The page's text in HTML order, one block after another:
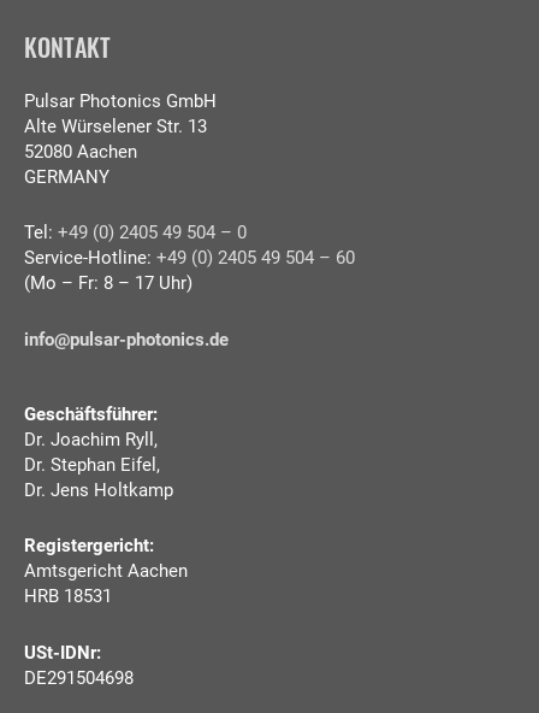
KONTAKT
Pulsar Photonics GmbH
Alte Würselener Str. 13
52080 Aachen
GERMANY
Tel: +49 (0) 2405 49 504 – 0
Service-Hotline: +49 (0) 2405 49 504 – 60
(Mo – Fr: 8 – 17 Uhr)
info@pulsar-photonics.de
Geschäftsführer:
Dr. Joachim Ryll,
Dr. Stephan Eifel,
Dr. Jens Holtkamp
Registergericht:
Amtsgericht Aachen
HRB 18531
USt-IDNr:
DE291504698